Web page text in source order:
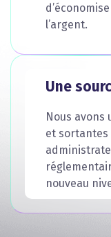
l’argent.
Une
Nous
et sortantes
nouveau